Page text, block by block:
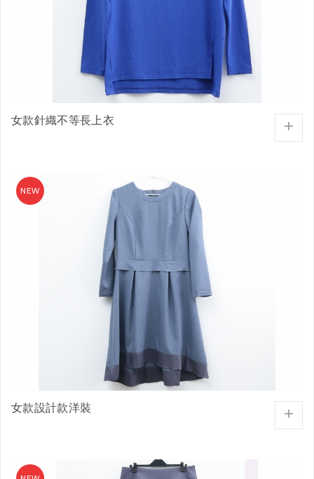
女款針織不等長上衣 +
女款設計款洋裝 +